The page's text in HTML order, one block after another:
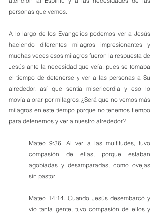
personas que vemos.
A lo largo de los Evangelios podemos ver a Jesús
haciendo diferentes milagros impresionantes y
muchas veces esos milagros fueron la respuesta de
Jesús ante la necesidad que veía, pues se tomaba
el tiempo de detenerse y ver a las personas a Su
alrededor, así que sentía misericordia y eso lo
movía a orar por milagros. ¿Será que no vemos más
milagros en este tiempo porque no tenemos tiempo
para detenernos y ver a nuestro alrededor?
Mateo 9:36. Al ver a las multitudes, tuvo
compasión de ellas, porque estaban
agobiadas y desamparadas, como ovejas
sin pastor.
Mateo 14:14. Cuando Jesús desembarcó y
vio tanta gente, tuvo compasión de ellos y